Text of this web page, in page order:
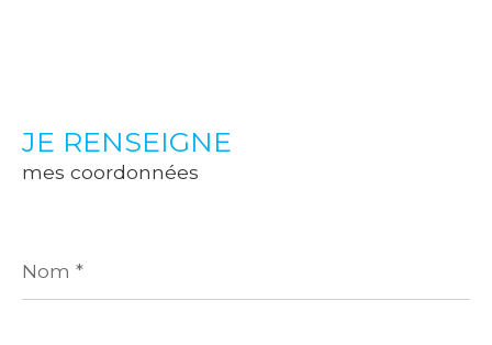
JE RENSEIGNE
mes coordonnées
*